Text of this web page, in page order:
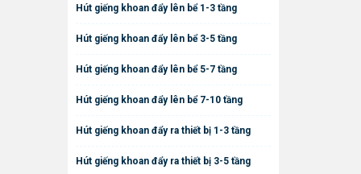
Hút giếng khoan đẩy lên bể 1-3 tầng
Hút giếng khoan đẩy lên bể 3-5 tầng
Hút giếng khoan đẩy lên bể 5-7 tầng
Hút giếng khoan đẩy lên bể 7-10 tầng
Hút giếng khoan đẩy ra thiết bị 1-3 tầng
Hút giếng khoan đẩy ra thiết bị 3-5 tầng